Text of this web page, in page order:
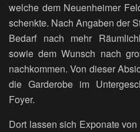
welche dem Neuenheimer
schenkte. Nach Angaben der
Bedarf nach mehr
sowie dem Wunsch nach
nachkommen. Von dieser
die Garderobe im
Foyer.
Dort lassen sich Exponate von